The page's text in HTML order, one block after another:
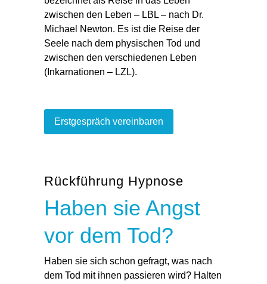
zwischen den Leben – LBL – nach Dr.
Michael Newton. Es ist die Reise der
Seele nach dem physischen Tod und
zwischen den verschiedenen Leben
(Inkarnationen – LZL).
Erstgespräch vereinbaren
Rückführung Hypnose
Haben sie Angst
vor dem Tod?
Haben sie sich schon gefragt, was nach
dem Tod mit ihnen passieren wird? Halten